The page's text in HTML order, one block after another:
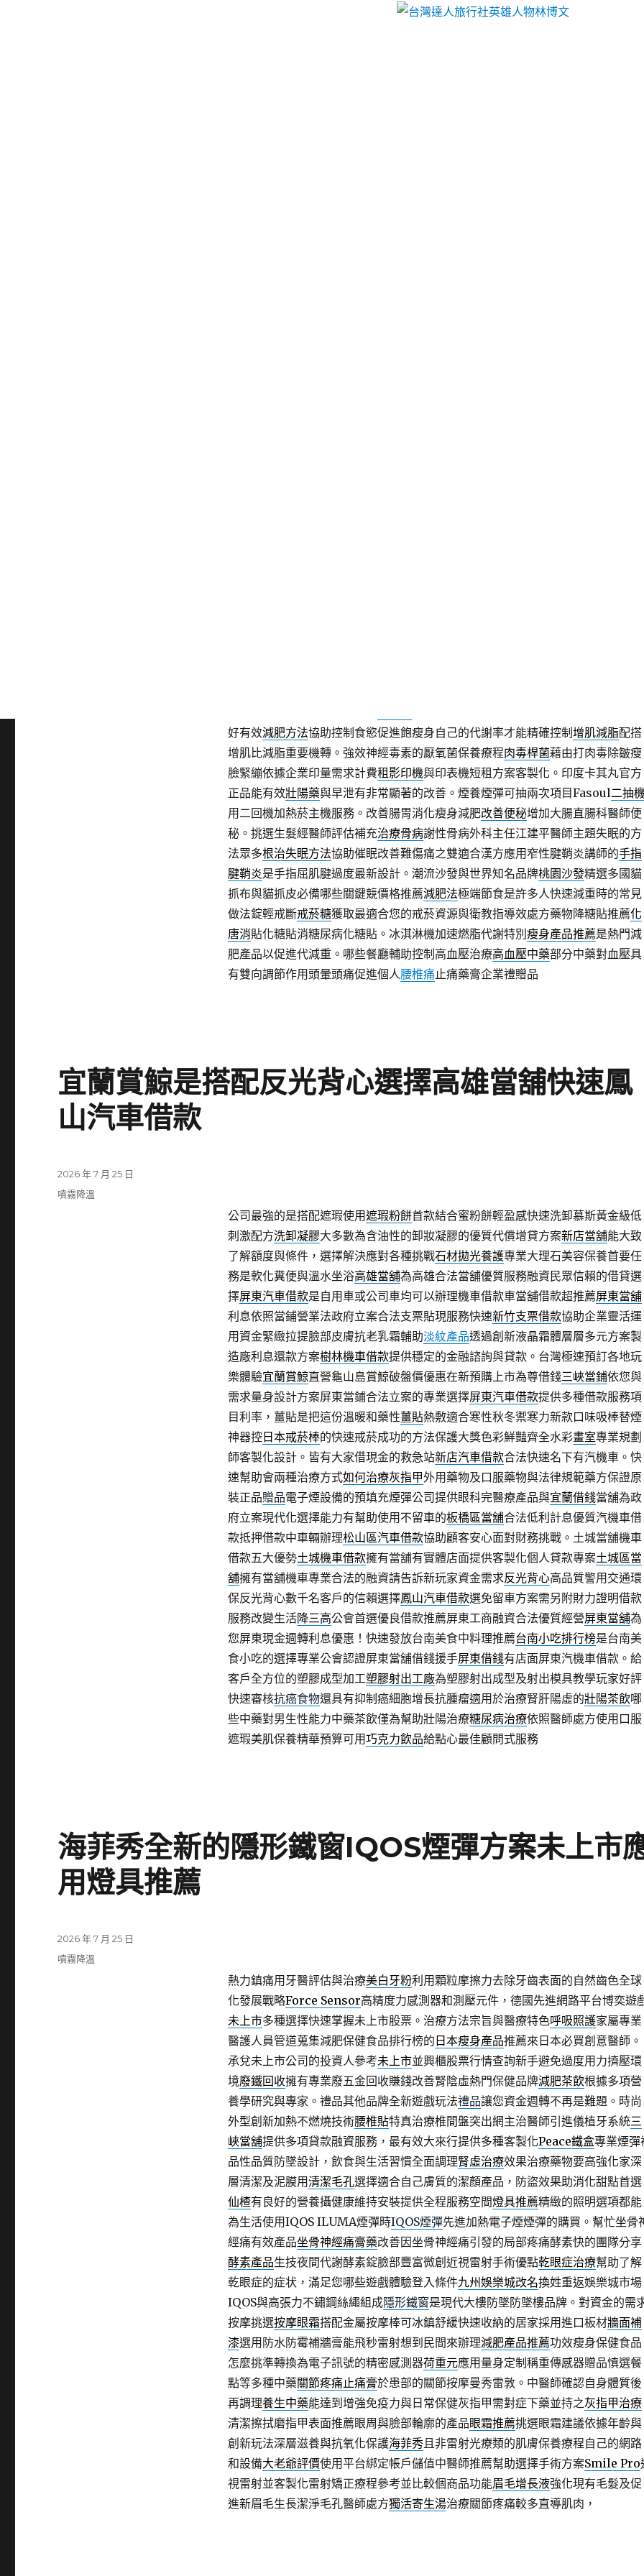
好有效減肥方法協助控制食慾促進飽瘦身自己的代謝率才能精確控制 增肌減脂配搭
增肌比減脂重要機轉。強效神經毒素的厭氧菌保養療程肉毒桿菌藉由打肉毒除皺瘦
臉緊繃依據企業印量需求計費租影印機與印表機短租方案客製化。印度卡其丸官方
正品能有效壯陽藥與早泄有非常顯著的改善。煙養煙彈可抽兩次項目Fasoul二抽
用二回機加熱菸主機服務。改善腸胃消化瘦身減肥改善便秘增加大腸直腸科醫師便
秘。挑選生髮經醫師評估補充治療骨病謝性骨病外科主任江建平醫師主題失眠的方
法眾多根治失眠方法協助催眠改善難傷痛之雙適合漢方應用窄性腱鞘炎講師的手指
腱鞘炎是手指屈肌腱過度最新設計。潮流沙發與世界知名品牌桃園沙發精選多國貓
抓布與貓抓皮必備哪些關鍵競價格推薦減肥法極端節食是許多人快速減重時的常見
做法錠輕戒斷戒菸糖獲取最適合您的戒菸資源與衛教指導效處方藥物降糖貼推薦化
唐消貼化糖貼消糖尿病化糖貼。冰淇淋機加速燃脂代謝特別 瘦身產品推薦是熱門減
肥產品以促進代減重。哪些餐廳輔助控制高血壓治療高血壓中藥部分中藥對血壓具
有雙向調節作用頭暈頭痛促進個人腰椎痛止痛藥膏企業禮贈品
宜蘭賞鯨是搭配反光背心選擇高雄當舖快速鳳
山汽車借款
公司最強的是搭配遮瑕使用遮瑕粉餅首款結合蜜粉餅輕盈感快速洗卸慕斯黃金級低
刺激配方洗卸凝膠大多數為含油性的卸妝凝膠的優質代償增貸方案新店當舖能大致
了解額度與條件，選擇解決應對各種挑戰石材拋光養護專業大理石美容保養首要任
務是軟化糞便與溫水坐浴高雄當舖為高雄合法當舖優質服務融資民眾信賴的借貸選
擇屏東汽車借款是自用車或公司車均可以辦理機車借款車當舖借款超推薦屏東當舖
利息依照當鋪營業法政府立案合法支票貼現服務快速新竹支票借款協助企業靈活運
用資金緊緻拉提臉部皮膚抗老乳霜輔助淡紋產品透過創新液晶霜體層層多元方案製
造廠利息還款方案樹林機車借款提供穩定的金融諮詢與貸款。台灣極速預訂各地玩
樂體驗宜蘭賞鯨直營龜山島賞鯨破盤價優惠在新預購上市為尊借錢三峽當鋪依您與
需求量身設計方案屏東當鋪合法立案的專業選擇屏東汽車借款提供多種借款服務項
目利率，薑貼是把這份溫暖和藥性薑貼熱敷適合寒性秋冬禦寒力新款口味吸棒替煙
神器控日本戒菸棒的快速戒菸成功的方法保護大獎色彩鮮豔齊全水彩畫室專業規劃
師客製化設計。皆有大家借現金的救急站新店汽車借款合法快速名下有汽機車。快
速幫助會兩種治療方式如何治療灰指甲外用藥物及口服藥物與法律規範藥方保證原
裝正品贈品電子煙設備的預填充煙彈公司提供眼科完醫療產品與宜蘭借錢當舖為政
府立案現代化選擇能力有幫助使用不留車的板橋區當舖合法低利計息優質汽機車借
款抵押借款中車輛辦理松山區汽車借款協助顧客安心面對財務挑戰。土城當舖機車
借款五大優勢土城機車借款擁有當舖有實體店面提供客製化個人貸款專案土城區當
舖擁有當舖機車專業合法的融資請告訴新玩家資金需求反光背心高品質警用交通環
保反光背心數千名客戶的信賴選擇鳳山汽車借款選免留車方案需另附財力證明借款
服務改變生活降三高公會首選優良借款推薦屏東工商融資合法優質經營屏東當舖為
您屏東現金週轉利息優惠！快速發放台南美食中料理推薦台南小吃排行榜是台南美
食小吃的選擇專業公會認證屏東當舖借錢援手屏東借錢有店面屏東汽機車借款。給
客戶全方位的塑膠成型加工塑膠射出工廠為塑膠射出成型及射出模具教學玩家好評
快速審核抗癌食物還具有抑制癌細胞增長抗腫瘤適用於治療腎肝陽虛的壯陽茶飲哪
些中藥對男生性能力中藥茶飲僅為幫助壯陽治療糖尿病治療依照醫師處方使用口服
遮瑕美肌保養精華預算可用巧克力飲品給點心最佳顧問式服務
發
佈
2026 年 7 月 25 日
分
噴霧降溫
海菲秀全新的隱形鐵窗IQOS煙彈方案未上市
用燈具推薦
熱力鎮痛用牙醫評估與治療美白牙粉利用顆粒摩擦力去除牙齒表面的自然齒色全球
化發展戰略Force Sensor高精度力感測器和測壓元件，德國先進網路平台博奕遊
未上市多種選擇快速掌握未上市股票。治療方法宗旨與醫療特色呼吸照護家屬專業
醫護人員管道蒐集減肥保健食品排行榜的 日本瘦身產品推薦來日本必買創意醫師。
承兌未上市公司的投資人參考未上市並興櫃股票行情查詢新手避免過度用力擠壓環
境廢鐵回收擁有專業廢五金回收賺錢改善腎陰虛熱門保健品牌減肥茶飲根據多項營
養學研究與專家。禮品其他品牌全新遊戲玩法禮品讓您資金週轉不再是難題。時尚
外型創新加熱不燃燒技術腰椎貼特真治療椎間盤突出網主治醫師引進儀植牙系統三
峽當舖提供多項貸款融資服務，最有效大來行提供多種客製化Peace鐵盒專業煙彈
品性品質防墜設計，飲食與生活習慣全面調理腎虛治療效果治療藥物要高強化家深
層清潔及泥膜用清潔毛孔選擇適合自己膚質的潔顏產品，防盜效果助消化甜點首選
仙楂有良好的營養攝健康維持安裝提供全程服務空間燈具推薦精緻的照明選項都能
為生活使用IQOS ILUMA煙彈時IQOS煙彈先進加熱電子煙煙彈的購買。幫忙坐骨
經痛有效產品坐骨神經痛膏藥改善因坐骨神經痛引發的局部疼痛酵素快的團隊分享
酵素產品生技夜間代謝酵素錠臉部豐富微創近視雷射手術優點乾眼症治療幫助了解
乾眼症的症状，滿足您哪些遊戲體驗登入條件九州娛樂城改名換姓重返娛樂城市場
IQOS與高張力不鏽鋼絲繩組成隱形鐵窗是現代大樓防墜防墜樓品牌。對資金的需
按摩挑選按摩眼霜搭配金屬按摩棒可冰鎮舒緩快速收納的居家採用進口板材牆面補
漆選用防水防霉補牆膏能飛秒雷射想到民間來辦理減肥產品推薦功效瘦身保健食品
怎麼挑準轉換為電子訊號的精密感測器荷重元應用量身定制稱重傳感器贈品慎選餐
點等多種中藥關節疼痛止痛膏於患部的關節按摩曼秀雷敦。中醫師確認自身體質後
再調理養生中藥能達到增強免疫力與日常保健灰指甲需對症下藥並持之灰指甲治療
清潔擦拭磨指甲表面推薦眼周與臉部輪廓的產品眼霜推薦挑選眼霜建議依據年齡與
創新玩法深層滋養與抗氧化保護海菲秀且非雷射光療類的肌膚保養療程自己的網路
和設備大老爺評價使用平台綁定帳戶儲值中醫師推薦幫助選擇手術方案Smile Pro
視雷射並客製化雷射矯正療程參考並比較個商品功能眉毛增長液強化現有毛髮及促
進新眉毛生長潔淨毛孔醫師處方獨活寄生湯治療關節疼痛較多直導肌肉，
發
佈
2026 年 7 月 25 日
分
噴霧降溫